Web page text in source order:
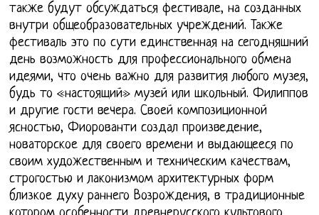
также будут обсуждаться фестивале, на созданных
внутри общеобразовательных учреждений. Также
фестиваль это по сути единственная на сегодняшний
день возможность для профессионального обмена
идеями, что очень важно для развития любого музея,
будь то «настоящий» музей или школьный. Филиппов
и другие гости вечера. Своей композиционной
ясностью, Фиорованти создал произведение,
новаторское для своего времени и выдающееся по
своим художественным и техническим качествам,
строгостью и лаконизмом архитектурных форм
близкое духу раннего Возрождения, в традиционные